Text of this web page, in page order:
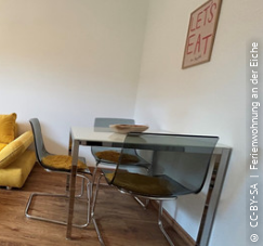
© CC-BY-SA | Ferienwohnung an der Eiche